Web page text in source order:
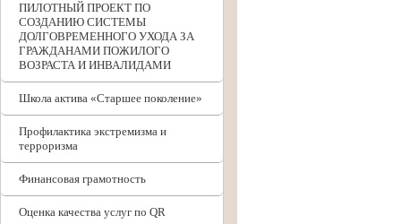
ПИЛОТНЫЙ ПРОЕКТ ПО
СОЗДАНИЮ СИСТЕМЫ
ДОЛГОВРЕМЕННОГО УХОДА ЗА
ГРАЖДАНАМИ ПОЖИЛОГО
ВОЗРАСТА И ИНВАЛИДАМИ
Школа актива «Старшее поколение»
Профилактика экстремизма и
терроризма
Финансовая грамотность
Оценка качества услуг по QR